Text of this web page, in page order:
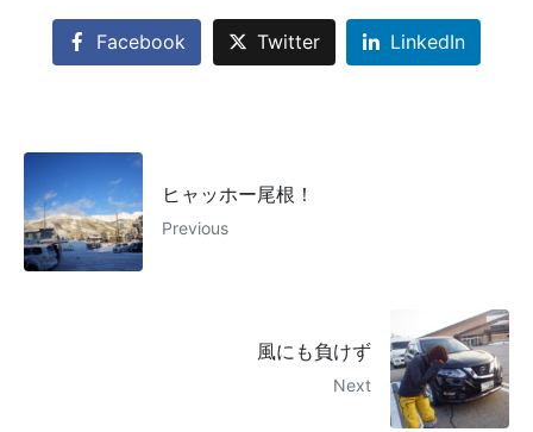
Facebook Twitter LinkedIn
ヒャッホー尾根！
Previous
風にも負けず
Next